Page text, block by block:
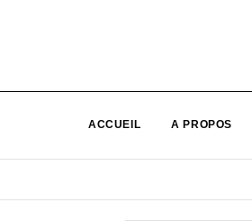
ACCUEIL A PROPOS